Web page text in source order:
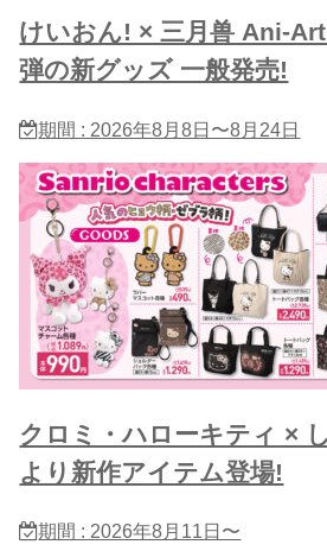
けいおん! × 三月兽 Ani-
弾の新グッズ 一般発売!
期間 : 2026年8月8日〜8月24日
クロミ・ハローキティ ×
より新作アイテム登場!
期間 : 2026年8月11日〜